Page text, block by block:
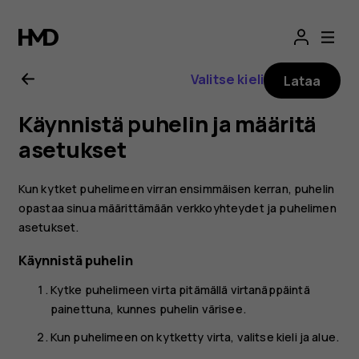
Nokia
G21
käyttöopas
Valitse kieli Lataa
Käynnistä puhelin ja määritä
asetukset
Kun kytket puhelimeen virran ensimmäisen kerran, puhelin
opastaa sinua määrittämään verkkoyhteydet ja puhelimen
asetukset.
Käynnistä puhelin
Kytke puhelimeen virta pitämällä virtanäppäintä
painettuna, kunnes puhelin värisee.
Kun puhelimeen on kytketty virta, valitse kieli ja alue.